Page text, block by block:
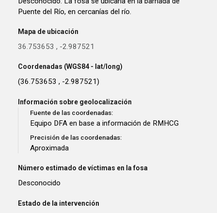
Puente del Río, en cercanías del río.
Mapa de ubicación
36.753653 , -2.987521
Coordenadas (WGS84 - lat/long)
(36.753653 , -2.987521)
Información sobre geolocalización
Fuente de las coordenadas:
Equipo DFA en base a información de RMHCG
Precisión de las coordenadas:
Aproximada
Número estimado de víctimas en la fosa
Desconocido
Estado de la intervención